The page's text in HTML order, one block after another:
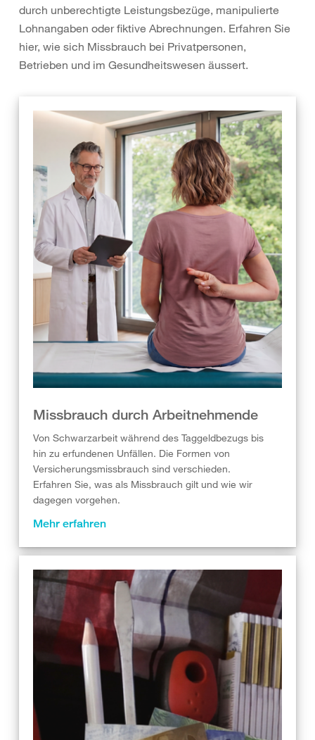
durch unberechtigte Leistungsbezüge, manipulierte
Lohnangaben oder fiktive Abrechnungen. Erfahren Sie
hier, wie sich Missbrauch bei Privatpersonen,
Betrieben und im Gesundheitswesen äussert.
Missbrauch durch Arbeitnehmende
Von Schwarzarbeit während des Taggeldbezugs bis
hin zu erfundenen Unfällen. Die Formen von
Versicherungsmissbrauch sind verschieden.
Erfahren Sie, was als Missbrauch gilt und wie wir
dagegen vorgehen.
Mehr erfahren